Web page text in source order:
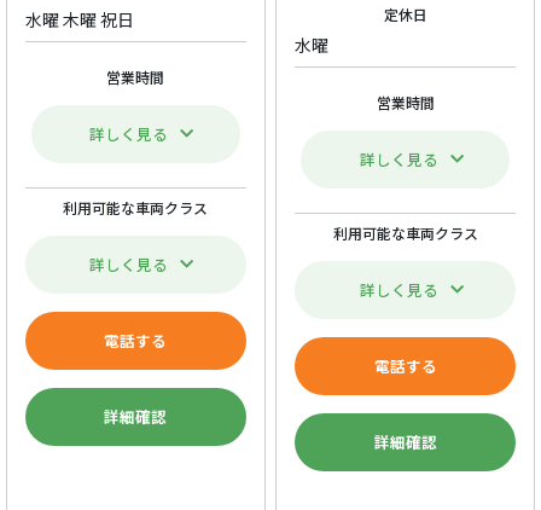
水曜 木曜 祝日
営業時間
詳しく見る
利用可能な車両クラス
詳しく見る
電話する
詳細確認
定休日
水曜
営業時間
詳しく見る
利用可能な車両クラス
詳しく見る
電話する
詳細確認